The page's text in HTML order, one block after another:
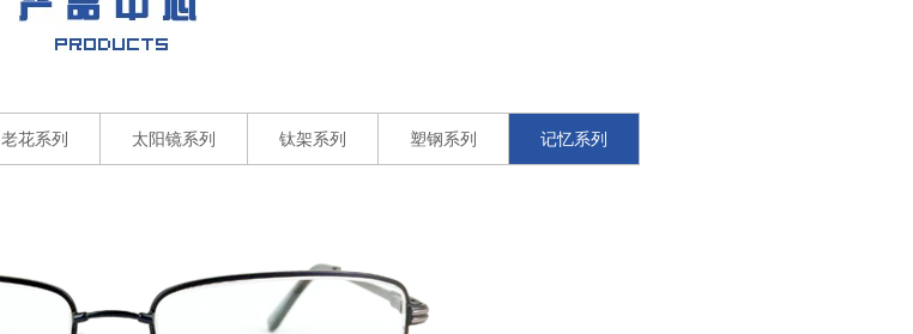
老花系列 太阳镜系列 钛架系列 塑钢系列 记忆系列